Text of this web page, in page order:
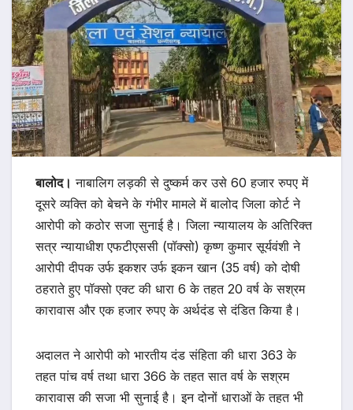
बालोद। नाबालिग लड़की से दुष्कर्म कर उसे 60 हजार रुपए में
दूसरे व्यक्ति को बेचने के गंभीर मामले में बालोद जिला कोर्ट ने
आरोपी को कठोर सजा सुनाई है। जिला न्यायालय के अतिरिक्त
सत्र न्यायाधीश एफटीएससी (पॉक्सो) कृष्ण कुमार सूर्यवंशी ने
आरोपी दीपक उर्फ इकशर उर्फ इकन खान (35 वर्ष) को दोषी
ठहराते हुए पॉक्सो एक्ट की धारा 6 के तहत 20 वर्ष के सश्रम
कारावास और एक हजार रुपए के अर्थदंड से दंडित किया है।
अदालत ने आरोपी को भारतीय दंड संहिता की धारा 363 के
तहत पांच वर्ष तथा धारा 366 के तहत सात वर्ष के सश्रम
कारावास की सजा भी सुनाई है। इन दोनों धाराओं के तहत भी